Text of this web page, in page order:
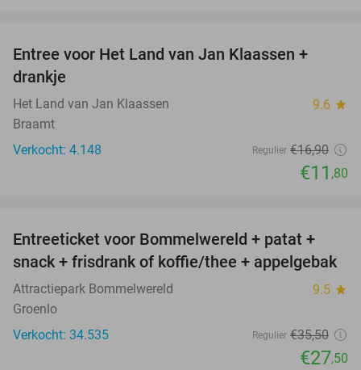
Entree voor Het Land van Jan Klaassen +
drankje
Het Land van Jan Klaassen 9.6 star
Braamt
Verkocht: 4.148
Regulier €16,90
€11 ,80
23%
Entreeticket voor Bommelwereld + patat +
snack + frisdrank of koffie/thee + appelgebak
Attractiepark Bommelwereld 9.5 star
Groenlo
Verkocht: 34.535
Regulier €35,50
€27,50